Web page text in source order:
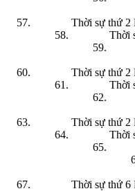
Thời sự thứ 2
Thời
Thời sự thứ 2
Thời
Thời sự thứ 2
Thời
Thời sự thứ 6